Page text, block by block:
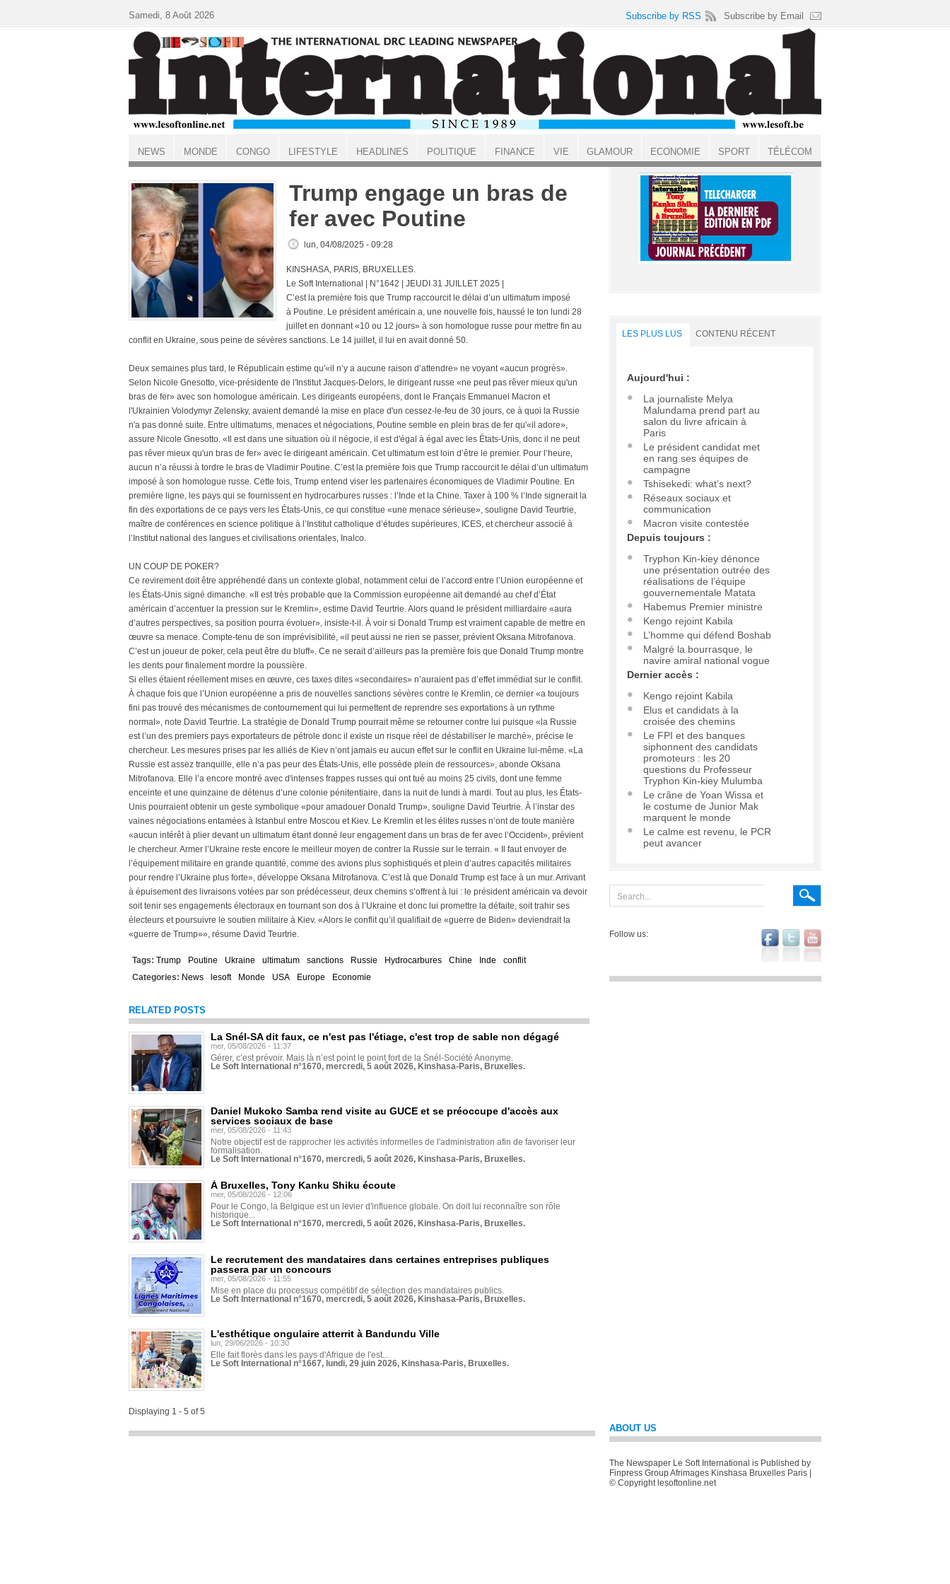
ACCUEIL
Trump engage un bras de
fer avec Poutine
lun, 04/08/2025 - 09:28
KINSHASA, PARIS, BRUXELLES.
Le Soft International | N°1642 | JEUDI 31 JUILLET 2025 |
C’est la première fois que Trump raccourcit le délai d’un ultimatum imposé
à Poutine. Le président américain a, une nouvelle fois, haussé le ton lundi 28
juillet en donnant «10 ou 12 jours» à son homologue russe pour mettre fin au
conflit en Ukraine, sous peine de sévères sanctions. Le 14 juillet, il lui en avait donné 50.
Deux semaines plus tard, le Républicain estime qu'«il n’y a aucune raison d’attendre» ne voyant «aucun progrès».
Selon Nicole Gnesotto, vice-présidente de l'Institut Jacques-Delors, le dirigeant russe «ne peut pas rêver mieux qu'un
bras de fer» avec son homologue américain. Les dirigeants européens, dont le Français Emmanuel Macron et
l'Ukrainien Volodymyr Zelensky, avaient demandé la mise en place d'un cessez-le-feu de 30 jours, ce à quoi la Russie
n'a pas donné suite. Entre ultimatums, menaces et négociations, Poutine semble en plein bras de fer qu'«il adore»,
assure Nicole Gnesotto. «Il est dans une situation où il négocie, il est d'égal à égal avec les États-Unis, donc il ne peut
pas rêver mieux qu'un bras de fer» avec le dirigeant américain. Cet ultimatum est loin d’être le premier. Pour l’heure,
aucun n’a réussi à tordre le bras de Vladimir Poutine. C’est la première fois que Trump raccourcit le délai d’un ultimatum
imposé à son homologue russe. Cette fois, Trump entend viser les partenaires économiques de Vladimir Poutine. En
première ligne, les pays qui se fournissent en hydrocarbures russes : l’Inde et la Chine. Taxer à 100 % l’Inde signerait la
fin des exportations de ce pays vers les États-Unis, ce qui constitue «une menace sérieuse», souligne David Teurtrie,
maître de conférences en science politique à l’Institut catholique d’études supérieures, ICES, et chercheur associé à
l’Institut national des langues et civilisations orientales, Inalco.
UN COUP DE POKER?
Ce revirement doit être appréhendé dans un contexte global, notamment celui de l’accord entre l’Union européenne et
les États-Unis signé dimanche. «Il est très probable que la Commission européenne ait demandé au chef d’État
américain d’accentuer la pression sur le Kremlin», estime David Teurtrie. Alors quand le président milliardaire «aura
d’autres perspectives, sa position pourra évoluer», insiste-t-il. À voir si Donald Trump est vraiment capable de mettre en
œuvre sa menace. Compte-tenu de son imprévisibilité, «il peut aussi ne rien se passer, prévient Oksana Mitrofanova.
C’est un joueur de poker, cela peut être du bluff». Ce ne serait d’ailleurs pas la première fois que Donald Trump montre
les dents pour finalement mordre la poussière.
Si elles étaient réellement mises en œuvre, ces taxes dites «secondaires» n’auraient pas d’effet immédiat sur le conflit.
À chaque fois que l’Union européenne a pris de nouvelles sanctions sévères contre le Kremlin, ce dernier «a toujours
fini pas trouvé des mécanismes de contournement qui lui permettent de reprendre ses exportations à un rythme
normal», note David Teurtrie. La stratégie de Donald Trump pourrait même se retourner contre lui puisque «la Russie
est l’un des premiers pays exportateurs de pétrole donc il existe un risque réel de déstabiliser le marché», précise le
chercheur. Les mesures prises par les alliés de Kiev n’ont jamais eu aucun effet sur le conflit en Ukraine lui-même. «La
Russie est assez tranquille, elle n’a pas peur des États-Unis, elle possède plein de ressources», abonde Oksana
Mitrofanova. Elle l’a encore montré avec d'intenses frappes russes qui ont tué au moins 25 civils, dont une femme
enceinte et une quinzaine de détenus d’une colonie pénitentiaire, dans la nuit de lundi à mardi. Tout au plus, les États-
Unis pourraient obtenir un geste symbolique «pour amadouer Donald Trump», souligne David Teurtrie. À l’instar des
vaines négociations entamées à Istanbul entre Moscou et Kiev. Le Kremlin et les élites russes n’ont de toute manière
«aucun intérêt à plier devant un ultimatum étant donné leur engagement dans un bras de fer avec l’Occident», prévient
le chercheur. Armer l’Ukraine reste encore le meilleur moyen de contrer la Russie sur le terrain. « Il faut envoyer de
l’équipement militaire en grande quantité, comme des avions plus sophistiqués et plein d’autres capacités militaires
pour rendre l’Ukraine plus forte», développe Oksana Mitrofanova. C’est là que Donald Trump est face à un mur. Arrivant
à épuisement des livraisons votées par son prédécesseur, deux chemins s’offrent à lui : le président américain va devoir
soit tenir ses engagements électoraux en tournant son dos à l’Ukraine et donc lui promettre la défaite, soit trahir ses
électeurs et poursuivre le soutien militaire à Kiev. «Alors le conflit qu’il qualifiait de «guerre de Biden» deviendrait la
«guerre de Trump»», résume David Teurtrie.
Tags: Trump Poutine Ukraine ultimatum sanctions Russie Hydrocarbures Chine Inde
conflit
Categories: News lesoft Monde USA Europe Economie
RELATED POSTS
La Snél-SA dit faux, ce n'est pas l'étiage, c'est trop de sable non dégagé
mer, 05/08/2026 - 11:37
Gérer, c’est prévoir. Mais là n’est point le point fort de la Snél-Société Anonyme.
Le Soft International n°1670, mercredi, 5 août 2026, Kinshasa-Paris, Bruxelles.
Daniel Mukoko Samba rend visite au GUCE et se préoccupe d'accès aux
services sociaux de base
mer, 05/08/2026 - 11:43
Notre objectif est de rapprocher les activités informelles de l'administration afin de favoriser leur
formalisation.
Le Soft International n°1670, mercredi, 5 août 2026, Kinshasa-Paris, Bruxelles.
À Bruxelles, Tony Kanku Shiku écoute
mer, 05/08/2026 - 12:06
Pour le Congo, la Belgique est un levier d'influence globale. On doit lui reconnaître son rôle
historique...
Le Soft International n°1670, mercredi, 5 août 2026, Kinshasa-Paris, Bruxelles.
Le recrutement des mandataires dans certaines entreprises publiques
passera par un concours
mer, 05/08/2026 - 11:55
Mise en place du processus compétitif de sélection des mandataires publics.
Le Soft International n°1670, mercredi, 5 août 2026, Kinshasa-Paris, Bruxelles.
L'esthétique ongulaire atterrit à Bandundu Ville
lun, 29/06/2026 - 10:30
Elle fait florès dans les pays d'Afrique de l'est...
Le Soft International n°1667, lundi, 29 juin 2026, Kinshasa-Paris, Bruxelles.
Displaying 1 - 5 of 5
LES PLUS LUS CONTENU RÉCENT
Aujourd'hui :
La journaliste Melya
Malundama prend part au
salon du livre africain à
Paris
Le président candidat met
en rang ses équipes de
campagne
Tshisekedi: what’s next?
Réseaux sociaux et
communication
Macron visite contestée
Depuis toujours :
Tryphon Kin-kiey dénonce
une présentation outrée des
réalisations de l’équipe
gouvernementale Matata
Habemus Premier ministre
Kengo rejoint Kabila
L’homme qui défend Boshab
Malgré la bourrasque, le
navire amiral national vogue
Dernier accès :
Kengo rejoint Kabila
Elus et candidats à la
croisée des chemins
Le FPI et des banques
siphonnent des candidats
promoteurs : les 20
questions du Professeur
Tryphon Kin-kiey Mulumba
Le crâne de Yoan Wissa et
le costume de Junior Mak
marquent le monde
Le calme est revenu, le PCR
peut avancer
Follow us:
ABOUT US
The Newspaper Le Soft International is Published by
Finpress Group Afrimages Kinshasa Bruxelles Paris |
© Copyright lesoftonline.net
Samedi, 8 Août 2026 Subscribe by RSS Subscribe by Email
NEWS MONDE CONGO LIFESTYLE HEADLINES POLITIQUE FINANCE VIE GLAMOUR ECONOMIE SPORT TÉLÉCOM